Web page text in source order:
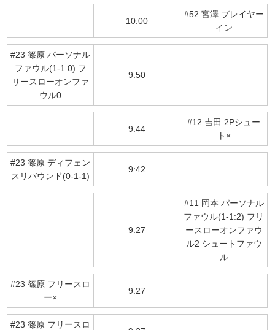
10:00
#52 宮澤 プレイヤー
イン
#23 篠原 パーソナル
ファウル(1-1:0) フ
リースローオンファ
ウル0
9:50
9:44
#12 吉田 2Pシュー
ト×
#23 篠原 ディフェン
スリバウンド(0-1-1)
9:42
9:27
#11 岡本 パーソナル
ファウル(1-1:2) フリ
ースローオンファウ
ル2 シュートファウ
ル
#23 篠原 フリースロ
ー×
9:27
#23 篠原 フリースロ